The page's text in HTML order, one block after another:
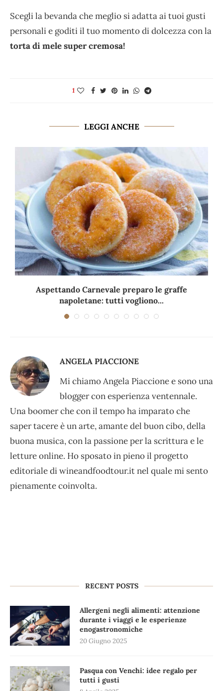
Scegli la bevanda che meglio si adatta ai tuoi gusti
personali e goditi il tuo momento di dolcezza con la
torta di mele super cremosa!
1
LEGGI ANCHE
Aspettando Carnevale preparo le graffe
napoletane: tutti vogliono...
ANGELA PIACCIONE
Mi chiamo Angela Piaccione e sono una
blogger con esperienza ventennale.
Una boomer che con il tempo ha imparato che
saper tacere è un arte, amante del buon cibo, della
buona musica, con la passione per la scrittura e le
letture online. Ho sposato in pieno il progetto
editoriale di wineandfoodtour.it nel quale mi sento
pienamente coinvolta.
RECENT POSTS
Allergeni negli alimenti: attenzione
durante i viaggi e le esperienze
enogastronomiche
20 Giugno 2025
Pasqua con Venchi: idee regalo per
tutti i gusti